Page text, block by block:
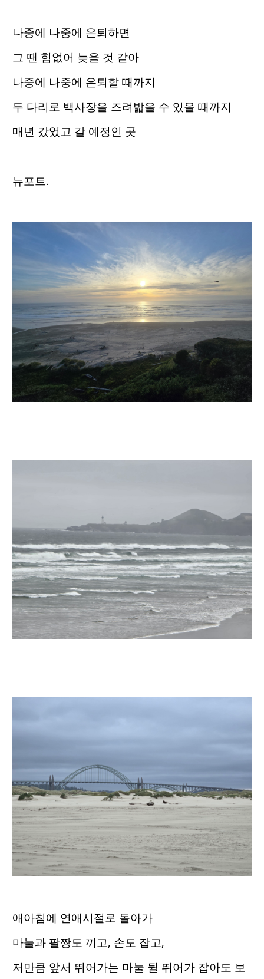
나중에 나중에 은퇴하면
그 땐 힘없어 늦을 것 같아
나중에 나중에 은퇴할 때까지
두 다리로 백사장을 즈려밟을 수 있을 때까지
매년 갔었고 갈 예정인 곳
뉴포트.
애아침에 연애시절로 돌아가
마눌과 팔짱도 끼고, 손도 잡고,
저만큼 앞서 뛰어가는 마눌 뒬 뛰어가 잡아도 보